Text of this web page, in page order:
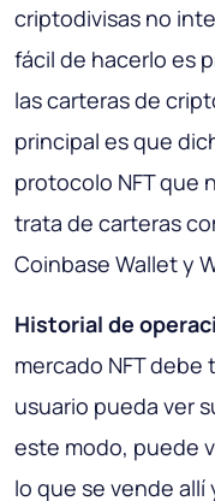
criptodivisas no
fácil de hacerlo es
las carteras de
principal es que
protocolo NFT que
trata de carteras
Coinbase Wallet y
Historial de
mercado NFT
usuario pueda ver
este modo, puede
lo que se vende allí